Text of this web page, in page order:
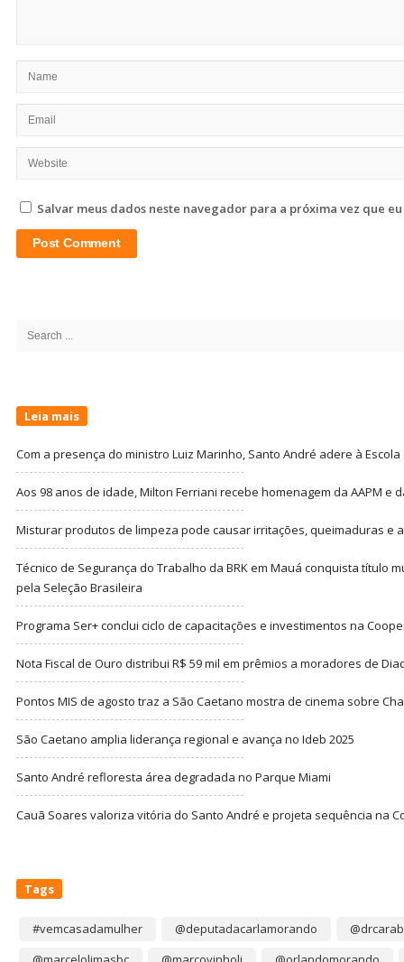
Salvar meus dados neste navegador para a próxima vez que
Search
Leia mais
Com a presença do ministro Luiz Marinho, Santo André adere à
Aos 98 anos de idade, Milton Ferriani recebe homenagem da AAPM e
Misturar produtos de limpeza pode causar irritações, queimaduras e
Técnico de Segurança do Trabalho da BRK em Mauá conquista título
pela Seleção Brasileira
Programa Ser+ conclui ciclo de capacitações e investimentos na
Nota Fiscal de Ouro distribui R$ 59 mil em prêmios a moradores de
Pontos MIS de agosto traz a São Caetano mostra de cinema sobre
São Caetano amplia liderança regional e avança no Ideb 2025
Santo André refloresta área degradada no Parque Miami
Cauã Soares valoriza vitória do Santo André e projeta sequência na
Tags
#vemcasadamulher @deputadacarlamorando